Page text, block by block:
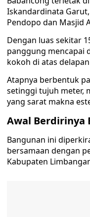
Iskandardinata
Pendopo dan Masjid
Dengan luas sekitar
panggung mencapai
kokoh di atas
Atapnya berbentuk
setinggi tujuh meter,
yang sarat makna
Awal Berdirinya
Bangunan ini
bersamaan dengan
Kabupaten